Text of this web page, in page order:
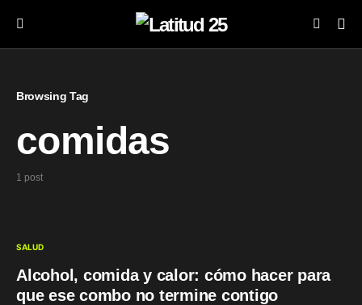
Browsing Tag
comidas
1 post
SALUD
Alcohol, comida y calor: cómo hacer para
que ese combo no termine contigo